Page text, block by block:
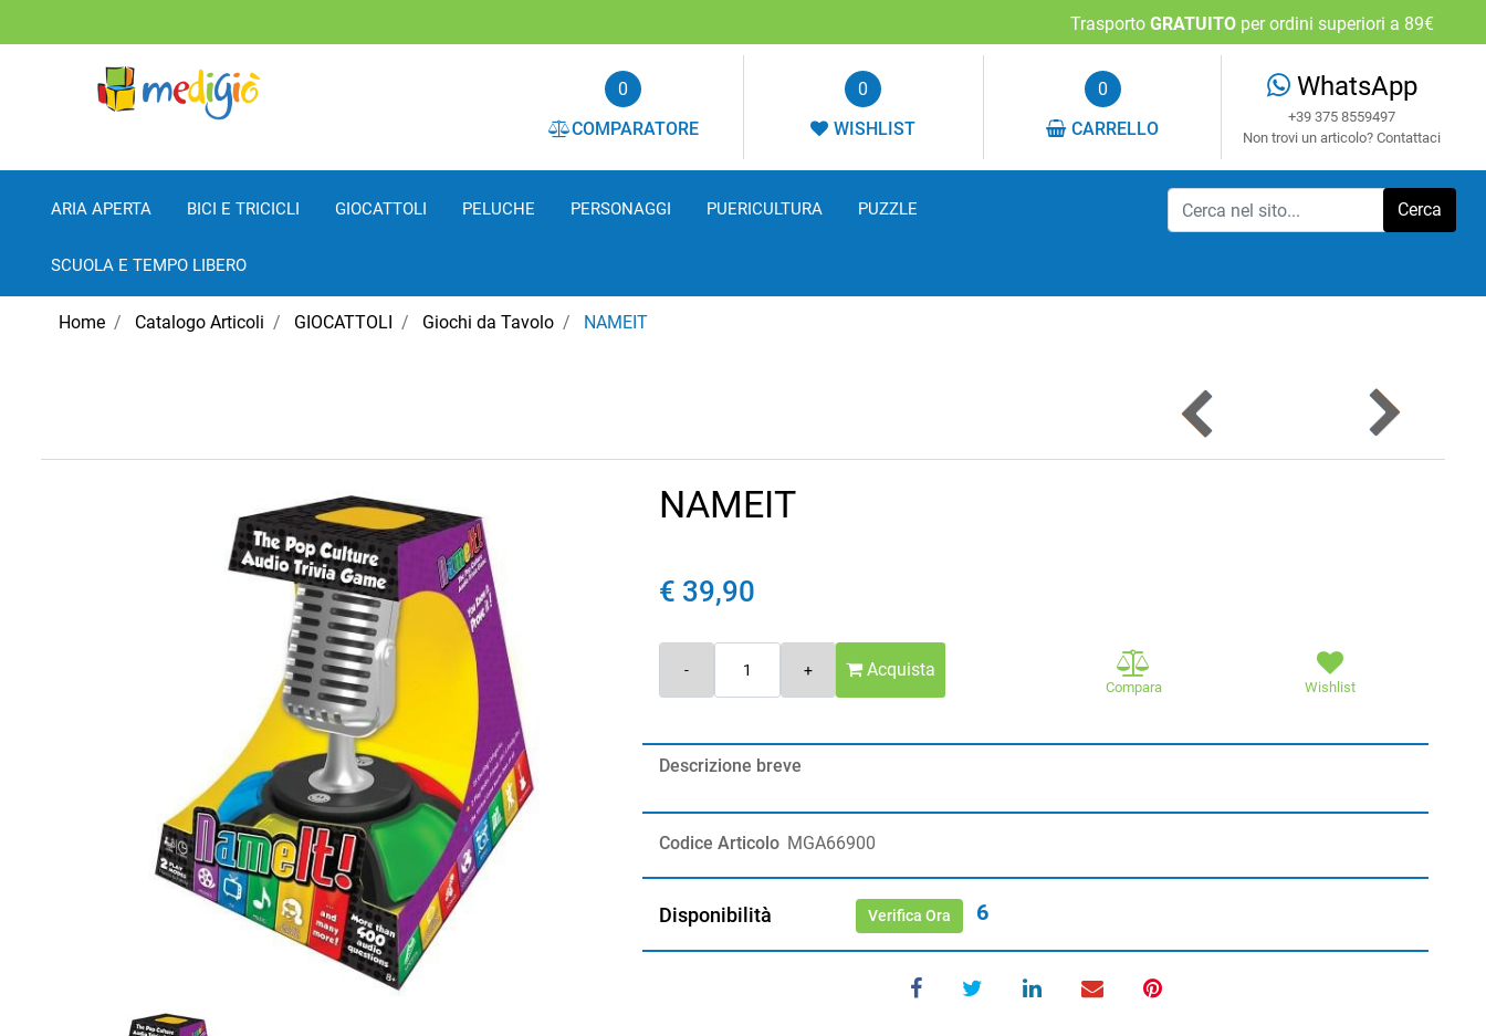
Trasporto GRATUITO per ordini superiori a 89€
0
COMPARATORE
0
WISHLIST
0
CARRELLO
WhatsApp
+39 375 8559497
Non trovi un articolo? Contattaci
ARIA APERTA BICI E TRICICLI GIOCATTOLI PELUCHE PERSONAGGI PUERICULTURA PUZZLE
SCUOLA E TEMPO LIBERO
Home Catalogo Articoli GIOCATTOLI Giochi da Tavolo NAMEIT
NAMEIT
€ 39,90
Acquista
Compara Wishlist
Descrizione breve
Codice Articolo MGA66900
Disponibilità Verifica Ora 6